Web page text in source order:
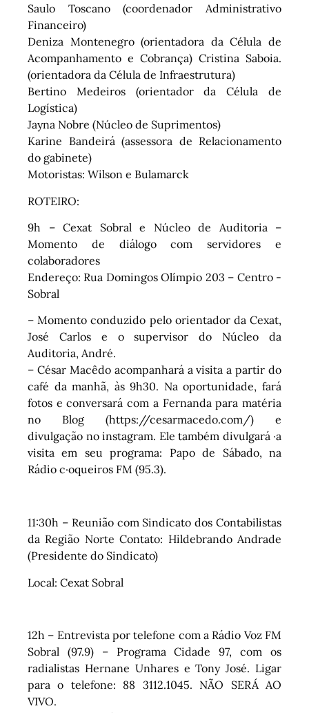
Saulo Toscano (coordenador Administrativo
Financeiro)
Deniza Montenegro (orientadora da Célula de
Acompanhamento e Cobrança) Cristina Saboia.
(orientadora da Célula de Infraestrutura)
Bertino Medeiros (orientador da Célula de
Logística)
Jayna Nobre (Núcleo de Suprimentos)
Karine Bandeirá (assessora de Relacionamento
do gabinete)
Motoristas: Wilson e Bulamarck
ROTEIRO:
9h – Cexat Sobral e Núcleo de Auditoria –
Momento de diálogo com servidores e
colaboradores
Endereço: Rua Domingos Olímpio 203 – Centro -
Sobral
– Momento conduzido pelo orientador da Cexat,
José Carlos e o supervisor do Núcleo da
Auditoria, André.
– César Macêdo acompanhará a visita a partir do
café da manhã, às 9h30. Na oportunidade, fará
fotos e conversará com a Fernanda para matéria
no Blog (https://cesarmacedo.com/) e
divulgação no instagram. Ele também divulgará ·a
visita em seu programa: Papo de Sábado, na
Rádio c·oqueiros FM (95.3).
11:30h – Reunião com Sindicato dos Contabilistas
da Região Norte Contato: Hildebrando Andrade
(Presidente do Sindicato)
Local: Cexat Sobral
12h – Entrevista por telefone com a Rádio Voz FM
Sobral (97.9) – Programa Cidade 97, com os
radialistas Hernane Unhares e Tony José. Ligar
para o telefone: 88 3112.1045. NÃO SERÁ AO
VIVO.